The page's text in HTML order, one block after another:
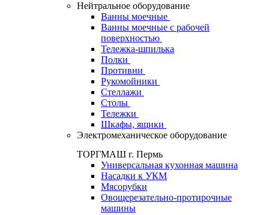
Нейтральное оборудование
Ванны моечные
Ванны моечные с рабочей
поверхностью
Тележка-шпилька
Полки
Противни
Рукомойники
Стеллажи
Столы
Тележки
Шкафы, ящики
Электромеханическое оборудование
ТОРГМАШ г. Пермь
Универсальная кухонная машина
Насадки к УКМ
Мясорубки
Овощерезательно-протирочные
машины